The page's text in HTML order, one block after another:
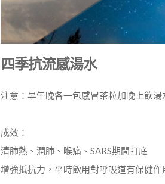
四季抗流感湯水
注意：早午晚各一包感冒茶粒加晚上飲湯
成效：
清肺熱、潤肺、喉痛、SARS期間打底
增強抵抗力，平時飲用對呼吸道有保健作